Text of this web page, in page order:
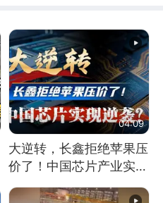
04:09
大逆转，长鑫拒绝苹果压
价了！中国芯片产业实现
怎样的逆袭？